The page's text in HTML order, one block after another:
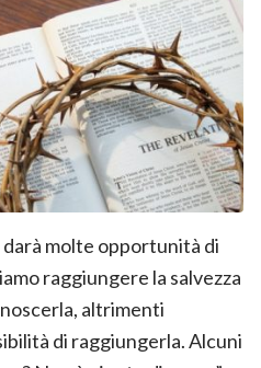
darà molte opportunità di
raggiungere la salvezza
altrimenti
di raggiungerla. Alcuni